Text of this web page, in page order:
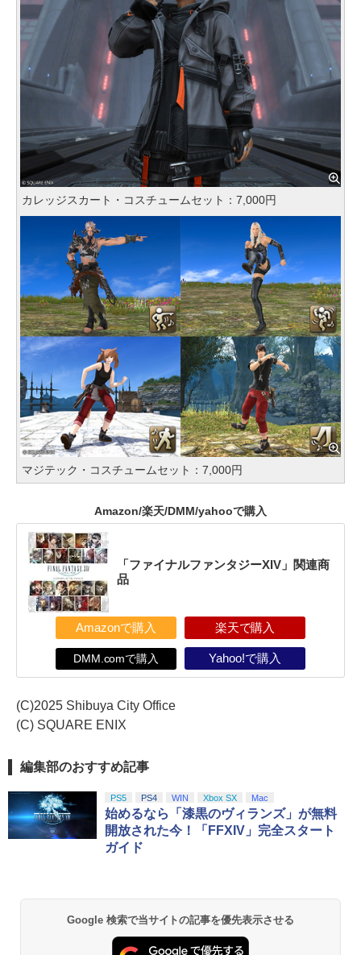
カレッジスカート・コスチュームセット：7,000円
マジテック・コスチュームセット：7,000円
Amazon/楽天/DMM/yahooで購入
「ファイナルファンタジーXIV」関連商
品
Amazonで購入 楽天で購入
DMM.comで購入 Yahoo!で購入
(C)2025 Shibuya City Office
(C) SQUARE ENIX
編集部のおすすめ記事
PS5 PS4 WIN Xbox SX Mac
始めるなら「漆黒のヴィランズ」が無料
開放された今！「FFXIV」完全スタート
ガイド
Google 検索で当サイトの記事を優先表示させる